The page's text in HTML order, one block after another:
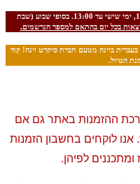
מענה לפניות בימים שני עד חמישי בין 10:00 ל-15:00, ימי שישי עד 13:00. בסופי שבוע (שבת
בכל יום בהתאם למספר הנרשמים.
ומקבלים הנחה של 20% לסיור בעברית בוינה מטעם חברת סיקרט וינה! קוד
ההזמנות באתר גם אם
לוקחים בחשבון הזמנות
לפיהן.